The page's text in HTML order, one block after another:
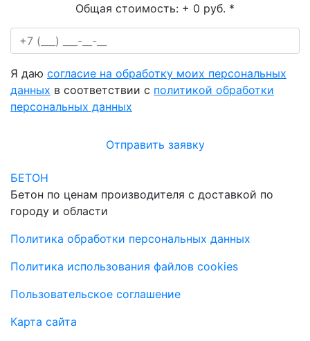
Общая стоимость: + 0 руб. *
Я даю согласие на обработку моих персональных
данных в соответствии с политикой обработки
персональных данных
Отправить заявку
БЕТОН
Бетон по ценам производителя с доставкой по
городу и области
Политика обработки персональных данных
Политика использования файлов cookies
Пользовательское соглашение
Карта сайта